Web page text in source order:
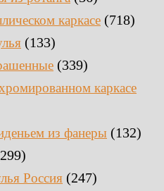
каркасе (718)
(133)
(339)
каркасе
из фанеры (132)
Россия (247)